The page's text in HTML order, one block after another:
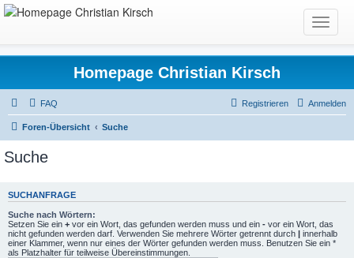
T
o
g
l
e
n
a
i
o
Homepage Christian Kirsch
FAQ Anmelden
Registrieren
Foren-Übersicht Suche
Suche
SUCHANFRAGE
Suche nach Wörtern:
Setzen Sie ein + vor ein Wort, das gefunden werden muss und ein - vor ein Wort, das
nicht gefunden werden darf. Verwenden Sie mehrere Wörter getrennt durch | innerhalb
einer Klammer, wenn nur eines der Wörter gefunden werden muss. Benutzen Sie ein *
als Platzhalter für teilweise Übereinstimmungen.